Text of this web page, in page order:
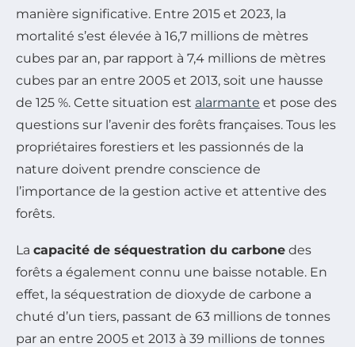
manière significative. Entre 2015 et 2023, la
mortalité s’est élevée à 16,7 millions de mètres
cubes par an, par rapport à 7,4 millions de mètres
cubes par an entre 2005 et 2013, soit une hausse
de 125 %. Cette situation est alarmante et pose des
questions sur l’avenir des forêts françaises. Tous les
propriétaires forestiers et les passionnés de la
nature doivent prendre conscience de
l’importance de la gestion active et attentive des
forêts.
La capacité de séquestration du carbone des
forêts a également connu une baisse notable. En
effet, la séquestration de dioxyde de carbone a
chuté d’un tiers, passant de 63 millions de tonnes
par an entre 2005 et 2013 à 39 millions de tonnes